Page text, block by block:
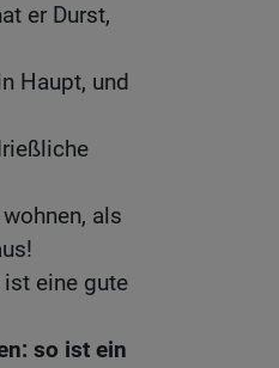
er Durst,
Haupt, und
als
eine gute
so ist ein